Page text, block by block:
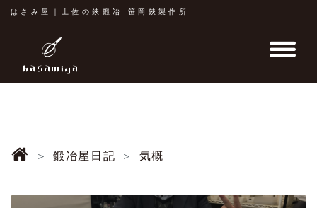
はさみ屋｜土佐の鋏鍛冶 笹岡鋏製作所
鍛冶屋日記 気概